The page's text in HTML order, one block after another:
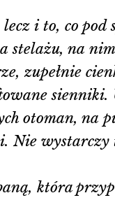
i to, co pod
stelażu, na
zupełnie
sienniki.
otoman, na
Nie wystarczy
która